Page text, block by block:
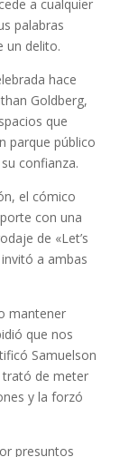
a cualquier
palabras
un delito.
hace
Goldberg,
que
parque público
confianza.
el cómico
con una
de «Let’s
a ambas
mantener
que nos
Samuelson
trató de meter
y la forzó
presuntos